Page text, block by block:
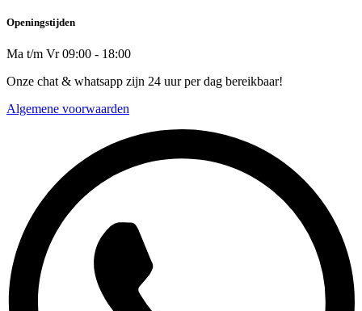
Openingstijden
Ma t/m Vr 09:00 - 18:00
Onze chat & whatsapp zijn 24 uur per dag bereikbaar!
Algemene voorwaarden